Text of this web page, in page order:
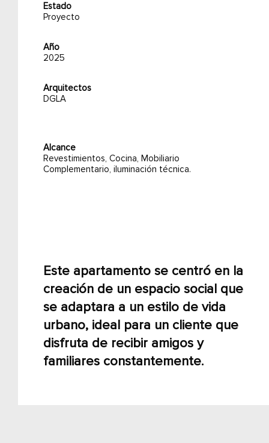
Estado
Proyecto
Año
2025
Arquitectos
DGLA
Alcance
Revestimientos, Cocina, Mobiliario
Complementario, iluminación técnica.
Este apartamento se centró en la
creación de un espacio social que
se adaptara a un estilo de vida
urbano, ideal para un cliente que
disfruta de recibir amigos y
familiares constantemente.